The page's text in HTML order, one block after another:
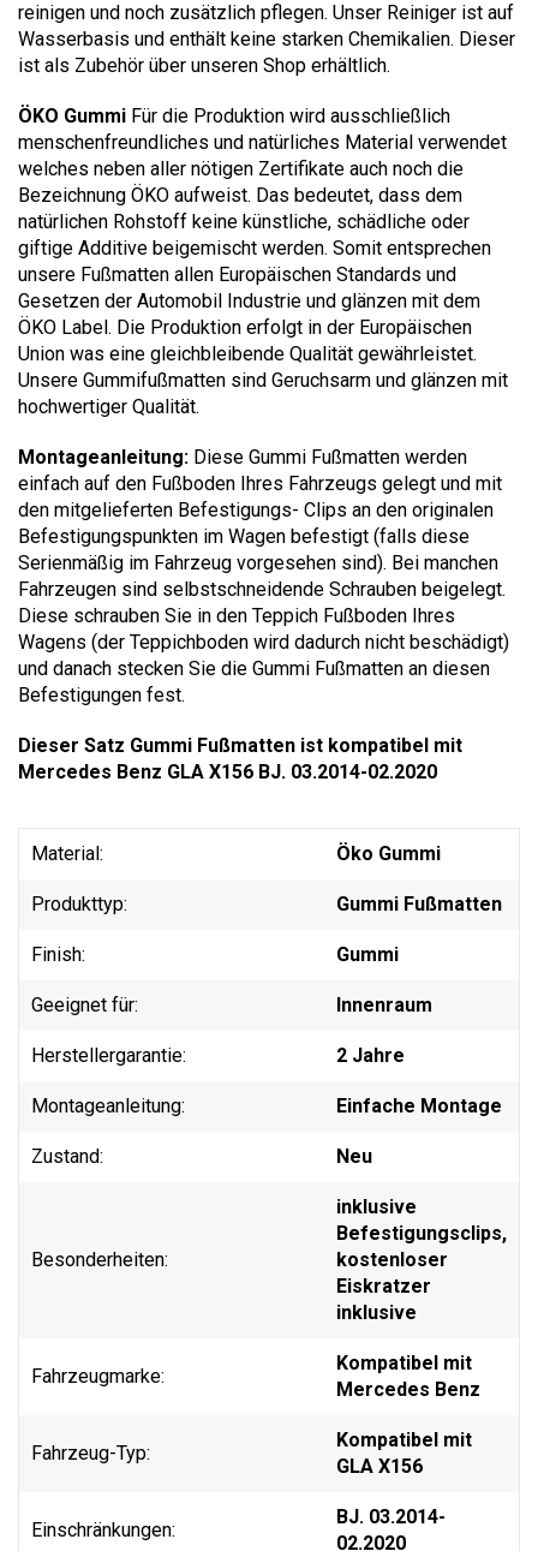
reinigen und noch zusätzlich pflegen. Unser Reiniger ist auf
Wasserbasis und enthält keine starken Chemikalien. Dieser
ist als Zubehör über unseren Shop erhältlich.
ÖKO Gummi Für die Produktion wird ausschließlich
menschenfreundliches und natürliches Material verwendet
welches neben aller nötigen Zertifikate auch noch die
Bezeichnung ÖKO aufweist. Das bedeutet, dass dem
natürlichen Rohstoff keine künstliche, schädliche oder
giftige Additive beigemischt werden. Somit entsprechen
unsere Fußmatten allen Europäischen Standards und
Gesetzen der Automobil Industrie und glänzen mit dem
ÖKO Label. Die Produktion erfolgt in der Europäischen
Union was eine gleichbleibende Qualität gewährleistet.
Unsere Gummifußmatten sind Geruchsarm und glänzen mit
hochwertiger Qualität.
Montageanleitung: Diese Gummi Fußmatten werden
einfach auf den Fußboden Ihres Fahrzeugs gelegt und mit
den mitgelieferten Befestigungs- Clips an den originalen
Befestigungspunkten im Wagen befestigt (falls diese
Serienmäßig im Fahrzeug vorgesehen sind). Bei manchen
Fahrzeugen sind selbstschneidende Schrauben beigelegt.
Diese schrauben Sie in den Teppich Fußboden Ihres
Wagens (der Teppichboden wird dadurch nicht beschädigt)
und danach stecken Sie die Gummi Fußmatten an diesen
Befestigungen fest.
Dieser Satz Gummi Fußmatten ist kompatibel mit
Mercedes Benz GLA X156 BJ. 03.2014-02.2020
Material: Öko Gummi
Produkttyp: Gummi Fußmatten
Finish: Gummi
Geeignet für: Innenraum
Herstellergarantie: 2 Jahre
Montageanleitung: Einfache Montage
Zustand: Neu
Besonderheiten:
inklusive
Befestigungsclips,
kostenloser
Eiskratzer
inklusive
Fahrzeugmarke:
Kompatibel mit
Mercedes Benz
Fahrzeug-Typ:
Kompatibel mit
GLA X156
Einschränkungen:
BJ. 03.2014-
02.2020